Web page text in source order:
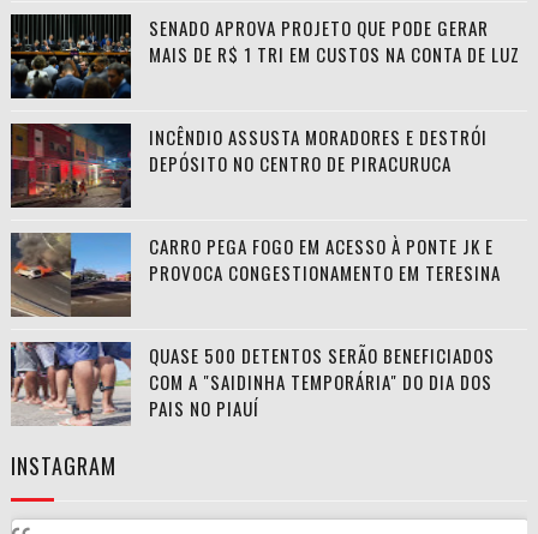
SENADO APROVA PROJETO QUE PODE GERAR
MAIS DE R$ 1 TRI EM CUSTOS NA CONTA DE LUZ
INCÊNDIO ASSUSTA MORADORES E DESTRÓI
DEPÓSITO NO CENTRO DE PIRACURUCA
CARRO PEGA FOGO EM ACESSO À PONTE JK E
PROVOCA CONGESTIONAMENTO EM TERESINA
QUASE 500 DETENTOS SERÃO BENEFICIADOS
COM A "SAIDINHA TEMPORÁRIA" DO DIA DOS
PAIS NO PIAUÍ
INSTAGRAM